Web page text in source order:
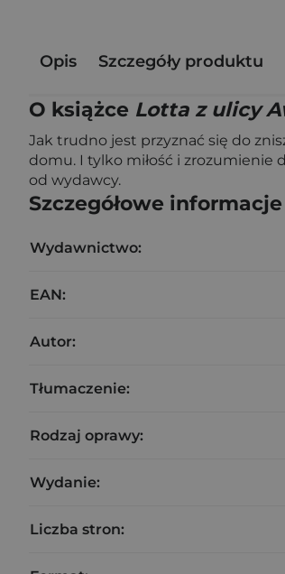
Opis Szczegóły produktu
O książce Lotta z ulicy
Jak trudno jest przyznać się do
domu. I tylko miłość i zrozumienie
od wydawcy.
Szczegółowe
Wydawnictwo:
EAN:
Autor:
Tłumaczenie:
Rodzaj oprawy:
Wydanie:
Liczba stron: